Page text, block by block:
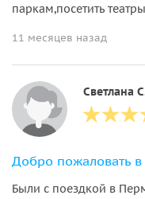
паркам,посетить
11 месяцев назад
Светлана
Были с поездкой в